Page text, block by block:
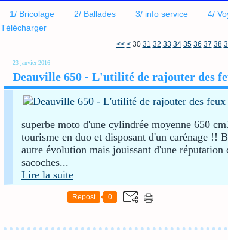
1/ Bricolage 2/ Ballades 3/ info service 4/
Télécharger
<< < 10
20
30 31 32 33 34 35 36 37 38
23 janvier 2016
Deauville 650 - L'utilité de rajouter des
superbe moto d'une cylindrée moyenne 650
tourisme en duo et disposant d'un carénage !!
autre évolution mais jouissant d'une réputation
sacoches...
Lire la suite
Repost 0